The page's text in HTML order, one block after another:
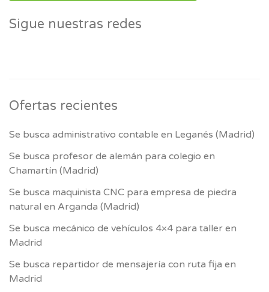
Sigue nuestras redes
Ofertas recientes
Se busca administrativo contable en Leganés (Madrid)
Se busca profesor de alemán para colegio en
Chamartín (Madrid)
Se busca maquinista CNC para empresa de piedra
natural en Arganda (Madrid)
Se busca mecánico de vehículos 4×4 para taller en
Madrid
Se busca repartidor de mensajería con ruta fija en
Madrid